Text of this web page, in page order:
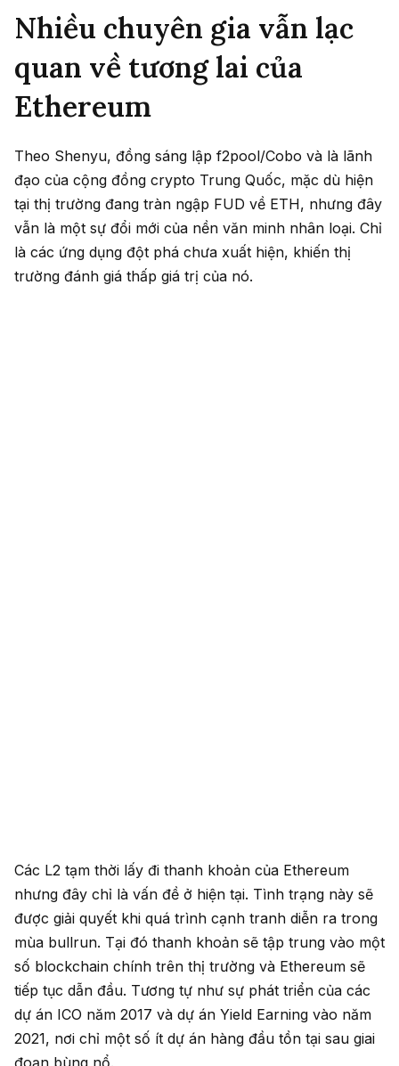
Nhiều chuyên gia vẫn lạc
quan về tương lai của
Ethereum
Theo Shenyu, đồng sáng lập f2pool/Cobo và là lãnh
đạo của cộng đồng crypto Trung Quốc, mặc dù hiện
tại thị trường đang tràn ngập FUD về ETH, nhưng đây
vẫn là một sự đổi mới của nền văn minh nhân loại. Chỉ
là các ứng dụng đột phá chưa xuất hiện, khiến thị
trường đánh giá thấp giá trị của nó.
Các L2 tạm thời lấy đi thanh khoản của Ethereum
nhưng đây chỉ là vấn đề ở hiện tại. Tình trạng này sẽ
được giải quyết khi quá trình cạnh tranh diễn ra trong
mùa bullrun. Tại đó thanh khoản sẽ tập trung vào một
số blockchain chính trên thị trường và Ethereum sẽ
tiếp tục dẫn đầu. Tương tự như sự phát triển của các
dự án ICO năm 2017 và dự án Yield Earning vào năm
2021, nơi chỉ một số ít dự án hàng đầu tồn tại sau giai
đoạn bùng nổ.